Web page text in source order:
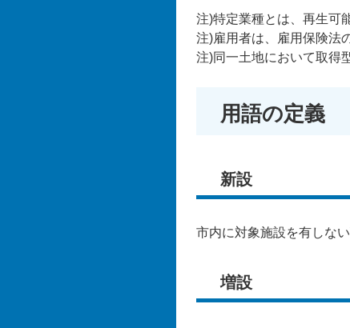
注)特定業種とは、再生可
注)雇用者は、雇用保険法
注)同一土地において取得
用語の定義
新設
市内に対象施設を有しな
増設